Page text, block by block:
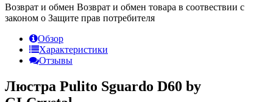
Возврат и обмен Возврат и обмен товара в соотвествии с
законом о Защите прав потребителя
Обзор
Характеристики
Отзывы
Люстра Pulito Sguardo D60 by